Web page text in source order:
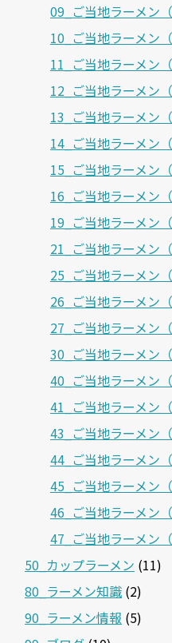
09_ご当地ラーメン（
10_ご当地ラーメン（
11_ご当地ラーメン（
12_ご当地ラーメン（
13_ご当地ラーメン（
14_ご当地ラーメン（
15_ご当地ラーメン（
16_ご当地ラーメン（
19_ご当地ラーメン（
21_ご当地ラーメン（
25_ご当地ラーメン（
26_ご当地ラーメン（
27_ご当地ラーメン（
30_ご当地ラーメン（
40_ご当地ラーメン（
41_ご当地ラーメン（
43_ご当地ラーメン（
44_ご当地ラーメン（
45_ご当地ラーメン（
46_ご当地ラーメン（
47_ご当地ラーメン（
50_カップラーメン (11)
80_ラーメン知識 (2)
90_ラーメン情報 (5)